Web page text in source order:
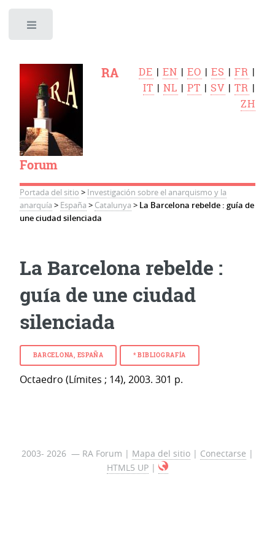
RA
Forum
DE |EN |EO |ES |FR |
IT |NL |PT | SV |TR |
ZH
Portada del sitio > Investigación sobre el anarquismo y la
anarquía > España > Catalunya > La Barcelona rebelde : guía de
une ciudad silenciada
La Barcelona rebelde :
guía de une ciudad
silenciada
BARCELONA, ESPAÑA * BIBLIOGRAFÍA
Octaedro (Límites ; 14), 2003. 301 p.
2003- 2026 — RA Forum | Mapa del sitio | Conectarse |
HTML5 UP |